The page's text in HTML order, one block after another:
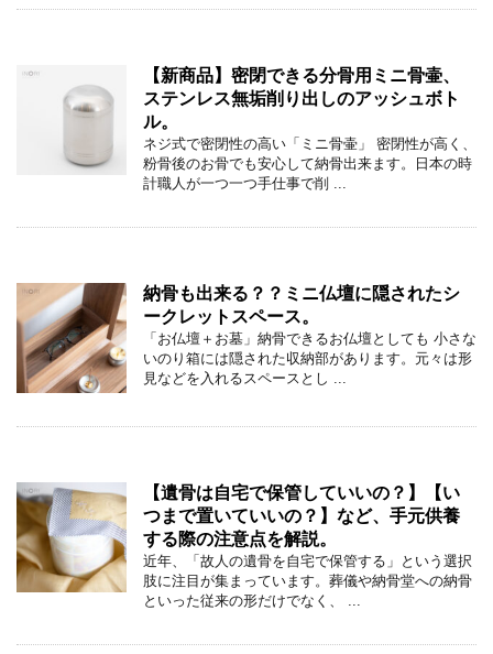
【新商品】密閉できる分骨用ミニ骨壷、
ステンレス無垢削り出しのアッシュボト
ル。
ネジ式で密閉性の高い「ミニ骨壷」 密閉性が高く、
粉骨後のお骨でも安心して納骨出来ます。日本の時
計職人が一つ一つ手仕事で削 ...
納骨も出来る？？ミニ仏壇に隠されたシ
ークレットスペース。
「お仏壇＋お墓」納骨できるお仏壇としても 小さな
いのり箱には隠された収納部があります。元々は形
見などを入れるスペースとし ...
【遺骨は自宅で保管していいの？】【い
つまで置いていいの？】など、手元供養
する際の注意点を解説。
近年、「故人の遺骨を自宅で保管する」という選択
肢に注目が集まっています。葬儀や納骨堂への納骨
といった従来の形だけでなく、 ...